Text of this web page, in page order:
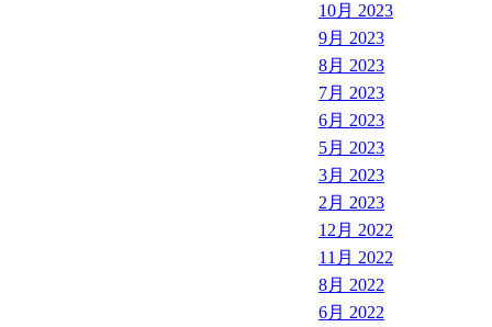
10月 2023
9月 2023
8月 2023
7月 2023
6月 2023
5月 2023
3月 2023
2月 2023
12月 2022
11月 2022
8月 2022
6月 2022